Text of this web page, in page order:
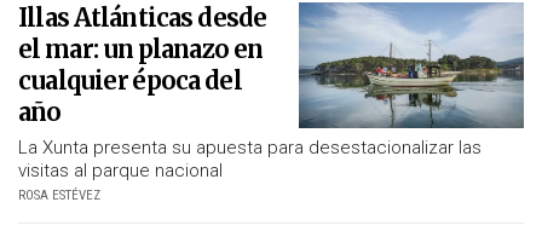
Illas Atlánticas desde
el mar: un planazo en
cualquier época del
año
La Xunta presenta su apuesta para desestacionalizar las
visitas al parque nacional
ROSA ESTÉVEZ